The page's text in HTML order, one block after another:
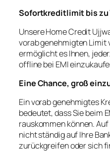
Sofortkreditlimit bis zu
Unsere Home Credit
vorab genehmigten Limit
ermöglicht es Ihnen,
offline bei EMI
Eine Chance, groß
Ein vorab genehmigtes
bedeutet, dass Sie beim
rauskommen können.
nicht ständig auf Ihre
zurückgreifen oder sich